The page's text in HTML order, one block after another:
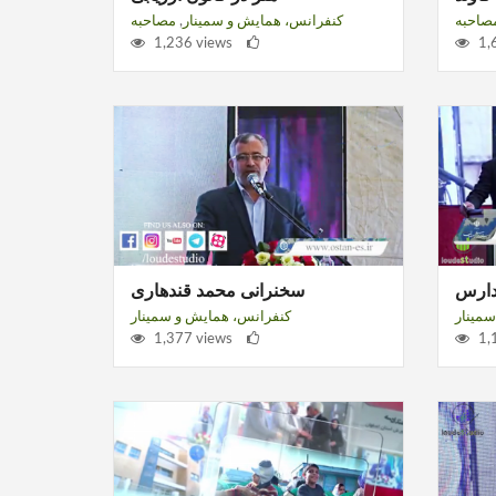
کنفرانس، همایش و سمینار , مصاحبه
1,236 views
سخنرانی محمد قندهاری
کنفرانس، همایش و سمینار
1,377 views